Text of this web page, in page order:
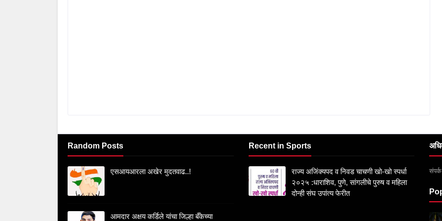
Random Posts
एसआयआरला अखेर मुदतवाढ..!
आमदार अक्षय कर्डिले यांचा जिल्हा बँकेच्या
Recent in Sports
राज्य अजिंक्यपद व निवड चाचणी खो-खो स्पर्धा
२०२५ :धाराशिव, पुणे, सांगलीचे पुरुष व महिला
दोन्ही संघ उपांत्य फेरीत